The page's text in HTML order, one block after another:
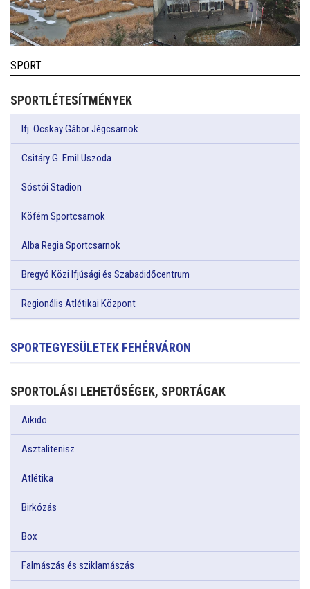
SPORT
SPORTLÉTESÍTMÉNYEK
Ifj. Ocskay Gábor Jégcsarnok
Csitáry G. Emil Uszoda
Sóstói Stadion
Köfém Sportcsarnok
Alba Regia Sportcsarnok
Bregyó Közi Ifjúsági és Szabadidőcentrum
Regionális Atlétikai Központ
SPORTEGYESÜLETEK FEHÉRVÁRON
SPORTOLÁSI LEHETŐSÉGEK, SPORTÁGAK
Aikido
Asztalitenisz
Atlétika
Birkózás
Box
Falmászás és sziklamászás